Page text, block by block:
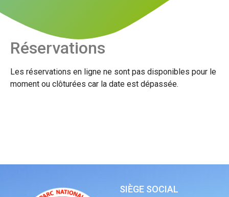
Réservations
Les réservations en ligne ne sont pas disponibles pour le
moment ou clôturées car la date est dépassée.
SIÈGE SOCIAL